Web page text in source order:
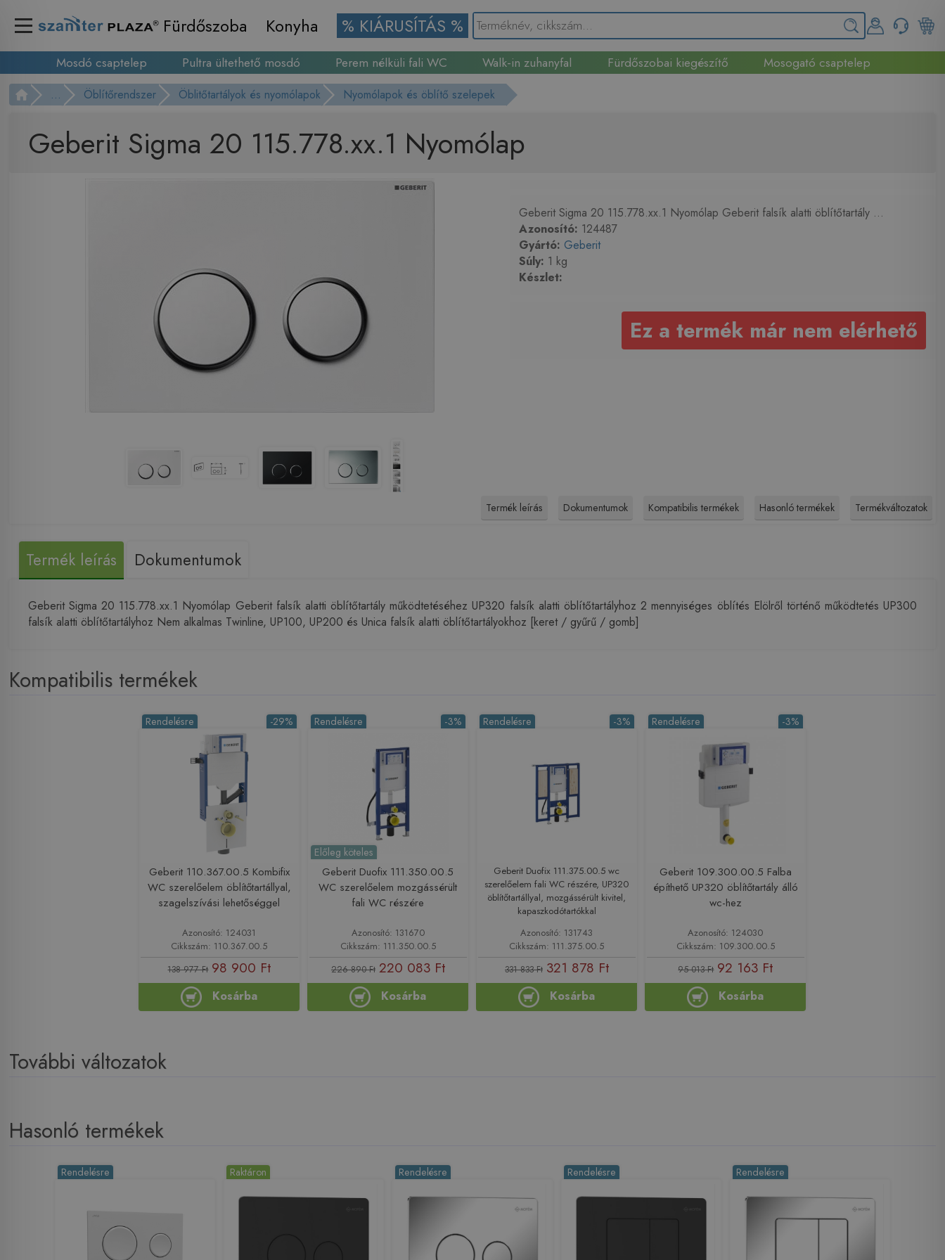
Fürdőszoba Konyha % KIÁRUSÍTÁS %
Mosdó csaptelep Pultra ültethető mosdó Perem nélküli fali WC Walk-in zuhanyfal Fürdőszobai kiegészítő
Mosogató csaptelep
Gránit mosogató
... Öblítőrendszer Öblitőtartályok és nyomólapok Nyomólapok és öblítő szelepek
Geberit Sigma 20 115.778.xx.1 Nyomólap
Geberit Sigma 20 115.778.xx.1 Nyomólap Geberit falsík alatti öblítőtartály ...
Azonosító: 124487
Gyártó: Geberit
Súly: 1 kg
Készlet:
Ez a termék már nem elérhető
Termék leírás Dokumentumok Kompatibilis termékek Hasonló termékek Termékváltozatok
Termék leírás Dokumentumok
Geberit Sigma 20 115.778.xx.1 Nyomólap Geberit falsík alatti öblítőtartály működtetéséhez UP320 falsík alatti öblítőtartályhoz 2 mennyiséges öblítés Elölről történő működtetés UP300
falsík alatti öblítőtartályhoz Nem alkalmas Twinline, UP100, UP200 és Unica falsík alatti öblítőtartályokhoz [keret / gyűrű / gomb]
Kompatibilis termékek
-29%
Rendelésre
Geberit 110.367.00.5 Kombifix
WC szerelőelem öblítőtartállyal,
szagelszívási lehetőséggel
Azonosító: 124031
Cikkszám: 110.367.00.5
138 977 Ft 98 900 Ft
Kosárba
-3%
Rendelésre
Előleg köteles
Geberit Duofix 111.350.00.5
WC szerelőelem mozgássérült
fali WC részére
Azonosító: 131670
Cikkszám: 111.350.00.5
226 890 Ft 220 083 Ft
Kosárba
-3%
Rendelésre
Geberit Duofix 111.375.00.5 wc
szerelőelem fali WC részére, UP320
öblítőtartállyal, mozgássérült kivitel,
kapaszkodótartókkal
Azonosító: 131743
Cikkszám: 111.375.00.5
331 833 Ft 321 878 Ft
Kosárba
-3%
Rendelésre
Geberit 109.300.00.5 Falba
építhető UP320 öblítőtartály álló
wc-hez
Azonosító: 124030
Cikkszám: 109.300.00.5
95 013 Ft 92 163 Ft
Kosárba
További változatok
Hasonló termékek
Rendelésre Raktáron Rendelésre Rendelésre Rendelésre